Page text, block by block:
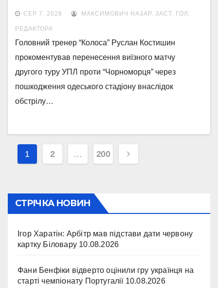
“прильоту”
СЕР 7, 2026 МАКСИМОВИЧ НАЗАР, ЗАСТ. ГОЛ.
РЕДАКТОРА
Головний тренер “Колоса” Руслан Костишин
прокоментував перенесення виїзного матчу
другого туру УПЛ проти “Чорноморця” через
пошкодження одеського стадіону внаслідок
обстрілу…
Навігація
записів
1 2 … 200
СТРІЧКА НОВИН
Ігор Харатін: Арбітр мав підстави дати червону
картку Біловару 10.08.2026
Фани Бенфіки відверто оцінили гру українця на
старті чемпіонату Португалії 10.08.2026